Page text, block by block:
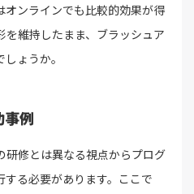
オンラインでも比較的効果が得
を維持したまま、ブラッシュア
ょうか。
事例
研修とは異なる視点からプログ
る必要があります。ここで